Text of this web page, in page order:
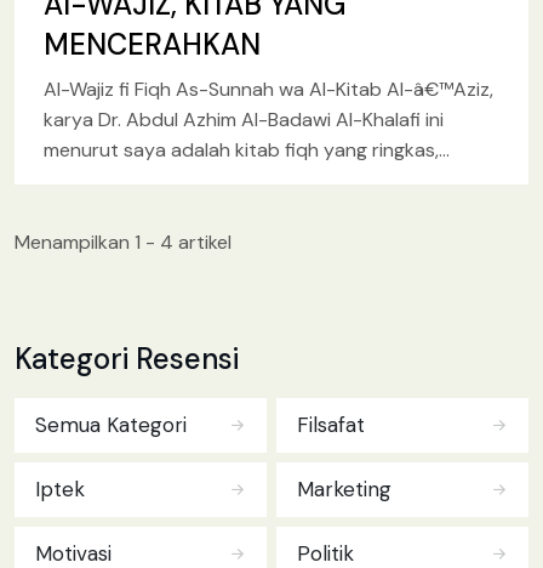
MENCERAHKAN
Al-Wajiz fi Fiqh As-Sunnah wa Al-Kitab Al-â€™Aziz,
karya Dr. Abdul Azhim Al-Badawi Al-Khalafi ini
menurut saya adalah kitab fiqh yang ringkas,
Menampilkan 1 - 4 artikel
Kategori Resensi
Semua Kategori Filsafat
Iptek Marketing
Motivasi Politik